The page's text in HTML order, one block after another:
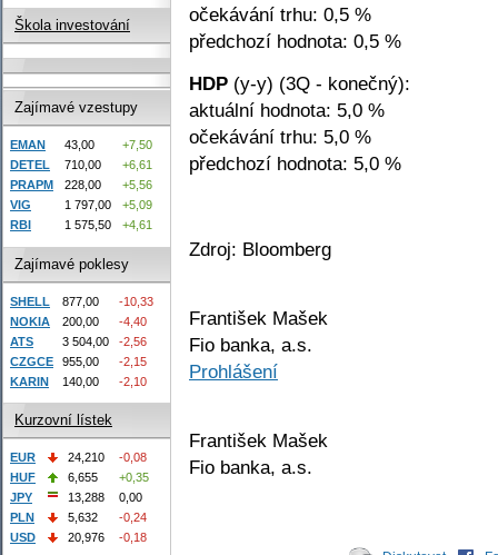
očekávání trhu: 0,5 %
předchozí hodnota: 0,5 %
HDP (y-y) (3Q - konečný):
aktuální hodnota: 5,0 %
očekávání trhu: 5,0 %
předchozí hodnota: 5,0 %
Zdroj: Bloomberg
František Mašek
Fio banka, a.s.
Prohlášení
František Mašek
Fio banka, a.s.
Škola investování
Zajímavé vzestupy
EMAN 43,00
+7,50
DETEL
710,00
+6,61
PRAPM
228,00
+5,56
VIG
1 797,00
+5,09
RBI
1 575,50 +4,61
Zajímavé poklesy
SHELL 877,00
-10,33
NOKIA
200,00
-4,40
ATS
3 504,00
-2,56
CZGCE
955,00
-2,15
KARIN
140,00 -2,10
Kurzovní lístek
EUR 24,210
-0,08
HUF
6,655
+0,35
JPY
13,288
0,00
PLN
5,632
-0,24
USD
20,976 -0,18